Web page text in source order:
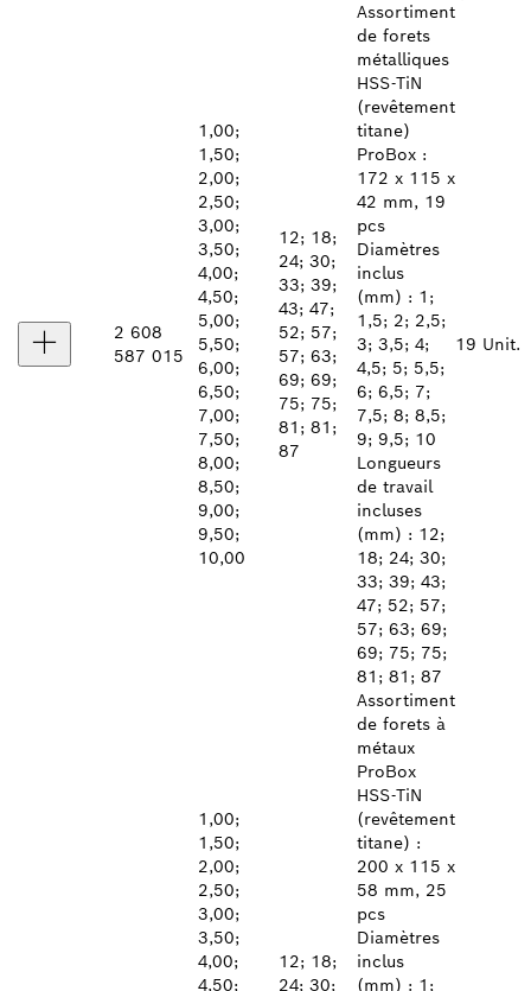
2 608
587 015
1,00;
1,50;
2,00;
2,50;
3,00;
3,50;
4,00;
4,50;
5,00;
5,50;
6,00;
6,50;
7,00;
7,50;
8,00;
8,50;
9,00;
9,50;
10,00
12; 18;
24; 30;
33; 39;
43; 47;
52; 57;
57; 63;
69; 69;
75; 75;
81; 81;
87
Assortiment
de forets
métalliques
HSS-TiN
(revêtement
titane)
ProBox :
172 x 115 x
42 mm, 19
pcs
Diamètres
inclus
(mm) : 1;
1,5; 2; 2,5;
3; 3,5; 4;
4,5; 5; 5,5;
6; 6,5; 7;
7,5; 8; 8,5;
9; 9,5; 10
Longueurs
de travail
incluses
(mm) : 12;
18; 24; 30;
33; 39; 43;
47; 52; 57;
57; 63; 69;
69; 75; 75;
81; 81; 87
19 Unit.
1,00;
1,50;
2,00;
2,50;
3,00;
3,50;
4,00;
4,50;
12; 18;
24; 30;
Assortiment
de forets à
métaux
ProBox
HSS-TiN
(revêtement
titane) :
200 x 115 x
58 mm, 25
pcs
Diamètres
inclus
(mm) : 1;